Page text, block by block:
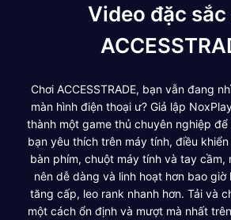
Video đặc sắc
Chơi ACCESSTRADE, bạn vẫn đang
màn hình điện thoại ư? Giả lập
thành một game thủ chuyên nghiệp
bạn yêu thích trên máy tính, điều
bàn phím, chuột máy tính và tay cầm,
nên dễ dàng và linh hoạt hơn bao
tăng cấp, leo rank nhanh hơn. Tải và
một cách ổn định và mượt mà nhất